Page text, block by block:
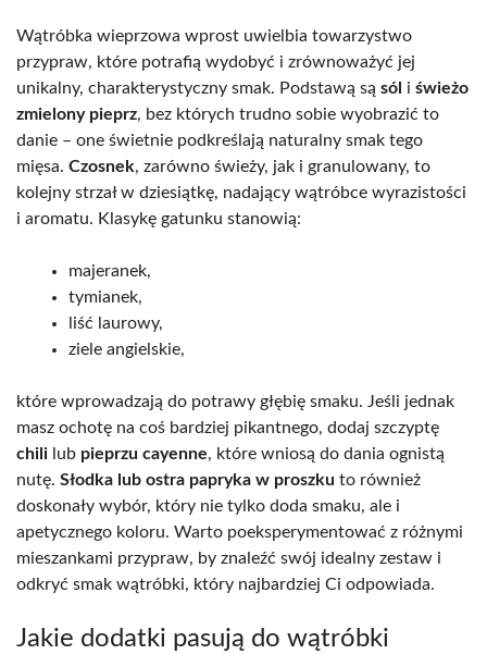
Wątróbka wieprzowa wprost uwielbia towarzystwo
przypraw, które potrafią wydobyć i zrównoważyć jej
unikalny, charakterystyczny smak. Podstawą są sól i świeżo
zmielony pieprz, bez których trudno sobie wyobrazić to
danie – one świetnie podkreślają naturalny smak tego
mięsa. Czosnek, zarówno świeży, jak i granulowany, to
kolejny strzał w dziesiątkę, nadający wątróbce wyrazistości
i aromatu. Klasykę gatunku stanowią:
majeranek,
tymianek,
liść laurowy,
ziele angielskie,
które wprowadzają do potrawy głębię smaku. Jeśli jednak
masz ochotę na coś bardziej pikantnego, dodaj szczyptę
chili lub pieprzu cayenne, które wniosą do dania ognistą
nutę. Słodka lub ostra papryka w proszku to również
doskonały wybór, który nie tylko doda smaku, ale i
apetycznego koloru. Warto poeksperymentować z różnymi
mieszankami przypraw, by znaleźć swój idealny zestaw i
odkryć smak wątróbki, który najbardziej Ci odpowiada.
Jakie dodatki pasują do wątróbki